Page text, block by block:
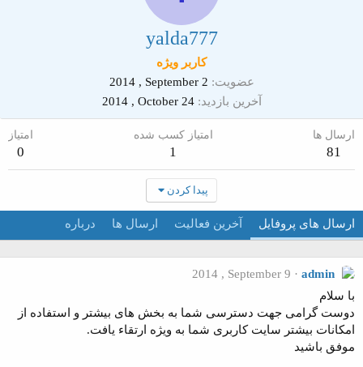
yalda777
کاربر ويژه
عضویت
2014 , September 2
آخرین بازدید
2014 , October 24
ارسال ها
81
امتیاز کسب شده
1
امتیاز
0
پیدا کردن
ارسال های پروفایل آخرین فعالیت ارسال ها درباره
admin
2014 , September 9
با سلام
دوست گرامی جهت دسترسی شما به بخش های بیشتر و استفاده از
امکانات بیشتر سایت کاربری شما به ویژه ارتقاء یافت.
موفق باشید